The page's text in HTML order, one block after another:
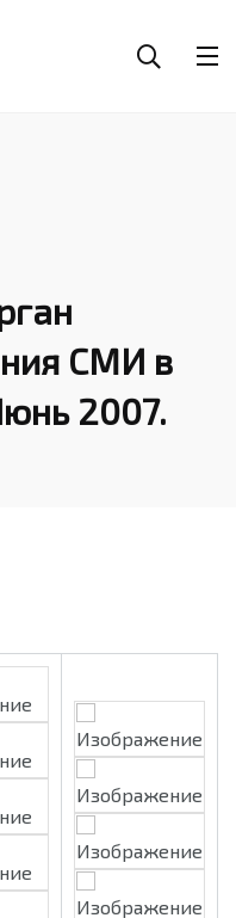
СМИ в
2007.